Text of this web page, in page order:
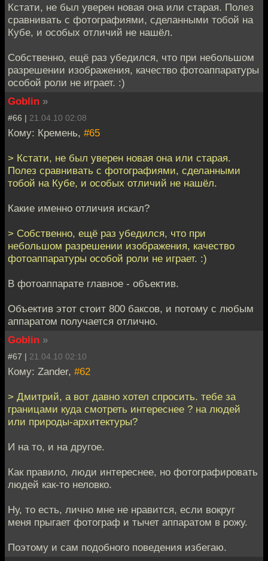
Кстати, не был уверен новая она или старая. Полез
сравнивать с фотографиями, сделанными тобой на
Кубе, и особых отличий не нашёл.
Собственно, ещё раз убедился, что при небольшом
разрешении изображения, качество фотоаппаратуры
особой роли не играет. :)
Goblin »
#66 | 21.04.10 02:08
Кому: Кремень, #65
> Кстати, не был уверен новая она или старая.
Полез сравнивать с фотографиями, сделанными
тобой на Кубе, и особых отличий не нашёл.
Какие именно отличия искал?
> Собственно, ещё раз убедился, что при
небольшом разрешении изображения, качество
фотоаппаратуры особой роли не играет. :)
В фотоаппарате главное - объектив.
Объектив этот стоит 800 баксов, и потому с любым
аппаратом получается отлично.
Goblin »
#67 | 21.04.10 02:10
Кому: Zander, #62
> Дмитрий, а вот давно хотел спросить. тебе за
границами куда смотреть интереснее ? на людей
или природы-архитектуры?
И на то, и на другое.
Как правило, люди интереснее, но фотографировать
людей как-то неловко.
Ну, то есть, лично мне не нравится, если вокруг
меня прыгает фотограф и тычет аппаратом в рожу.
Поэтому и сам подобного поведения избегаю.